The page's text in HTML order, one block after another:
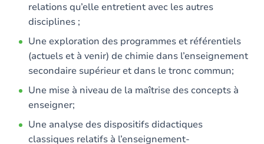
relations qu’elle entretient avec les autres
disciplines ;
Une exploration des programmes et référentiels
(actuels et à venir) de chimie dans l’enseignement
secondaire supérieur et dans le tronc commun;
Une mise à niveau de la maîtrise des concepts à
enseigner;
Une analyse des dispositifs didactiques
classiques relatifs à l’enseignement-